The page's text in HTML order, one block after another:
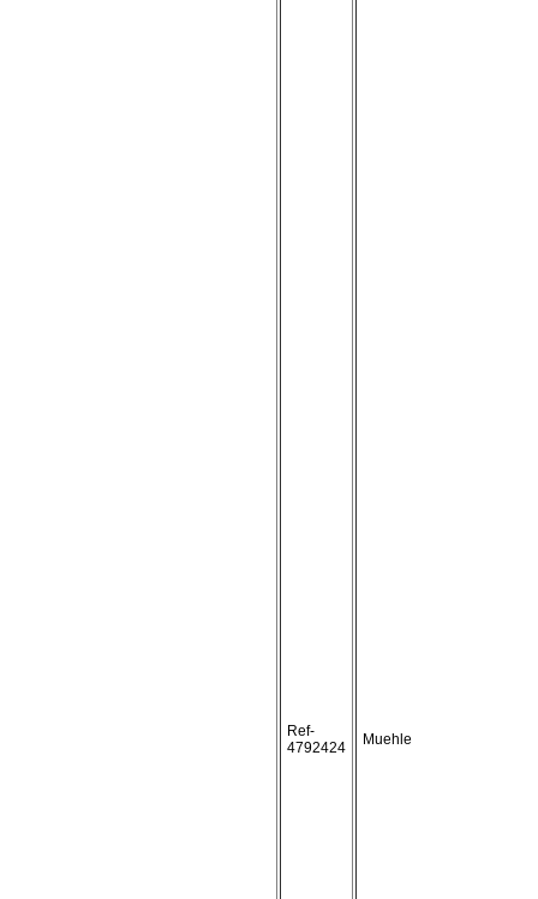
Ref-
4792424
Muehle